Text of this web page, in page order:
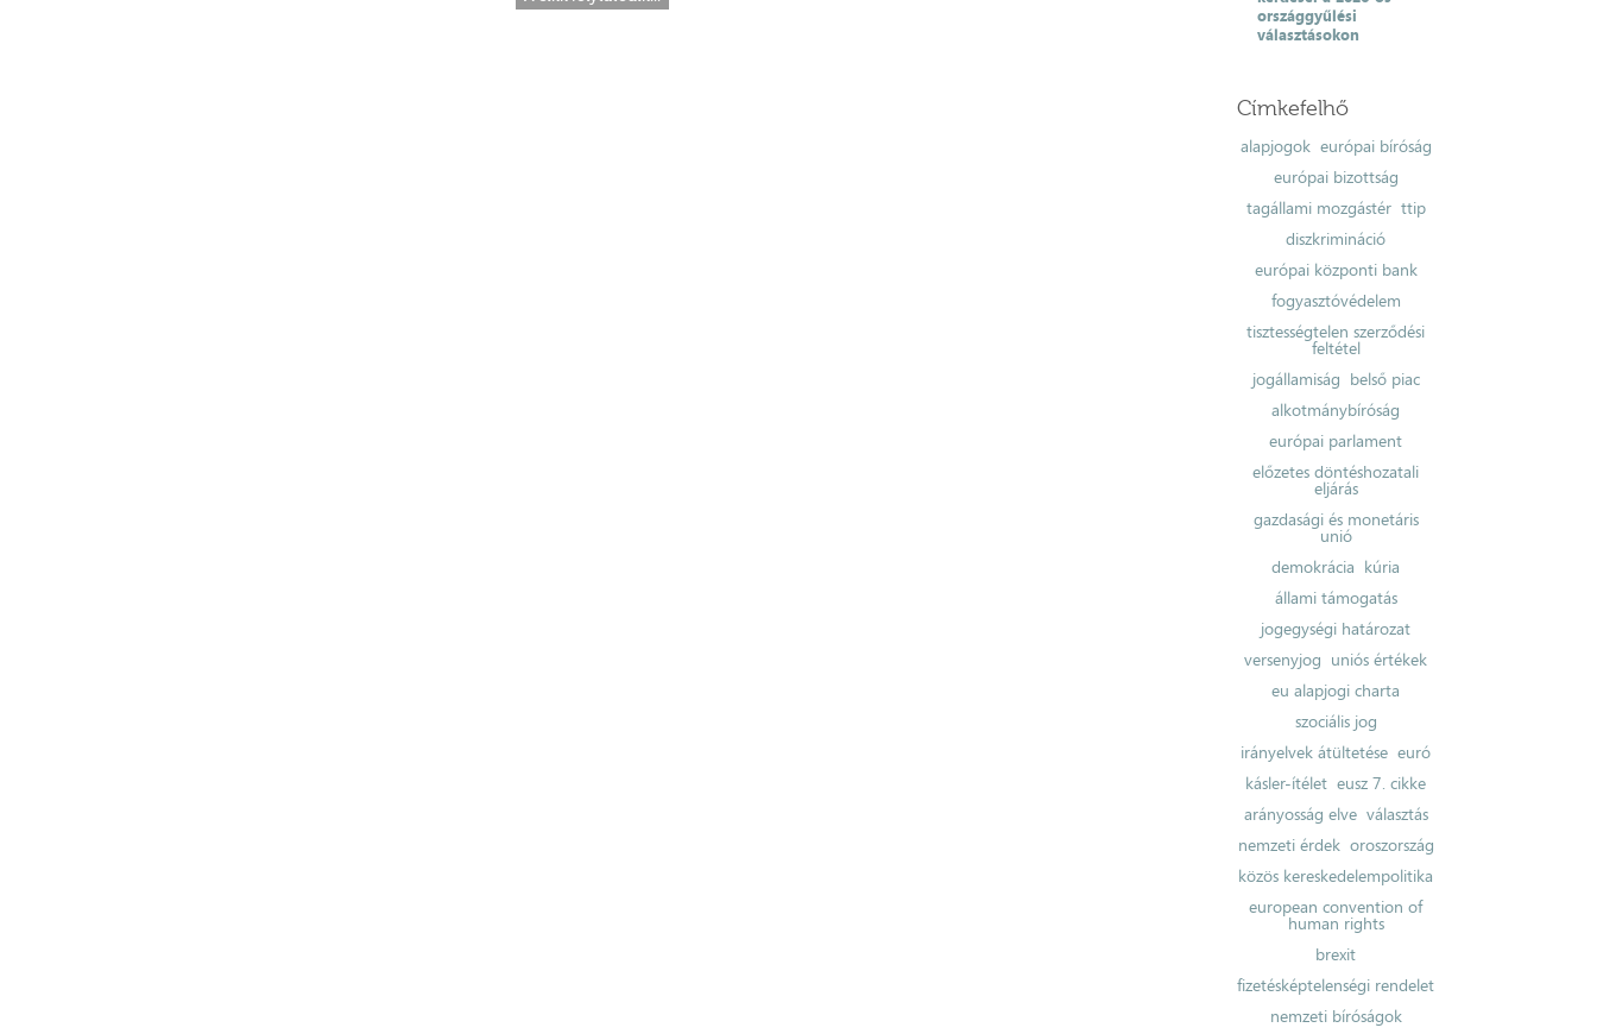
országgyűlési
választásokon
Címkefelhő
alapjogok európai bíróság
európai bizottság
tagállami mozgástér ttip
diszkrimináció
európai központi bank
fogyasztóvédelem
tisztességtelen szerződési
feltétel
jogállamiság belső piac
alkotmánybíróság
európai parlament
előzetes döntéshozatali
eljárás
gazdasági és monetáris
unió
demokrácia kúria
állami támogatás
jogegységi határozat
versenyjog uniós értékek
eu alapjogi charta
szociális jog
irányelvek átültetése euró
kásler-ítélet eusz 7. cikke
arányosság elve választás
nemzeti érdek oroszország
közös kereskedelempolitika
european convention of
human rights
brexit
fizetésképtelenségi rendelet
nemzeti bíróságok